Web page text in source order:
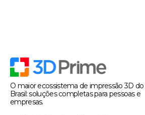
O maior ecossistema de impressão 3D do
Brasil: soluções completas para pessoas e
empresas.